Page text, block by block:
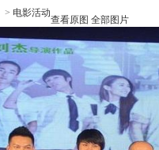
> 电影活动
查看原图 全部图片